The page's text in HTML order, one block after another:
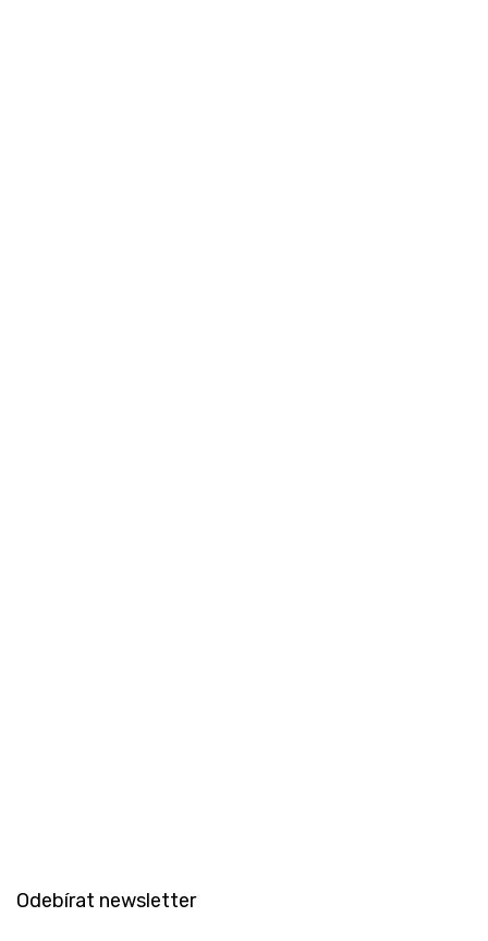
Odebírat newsletter